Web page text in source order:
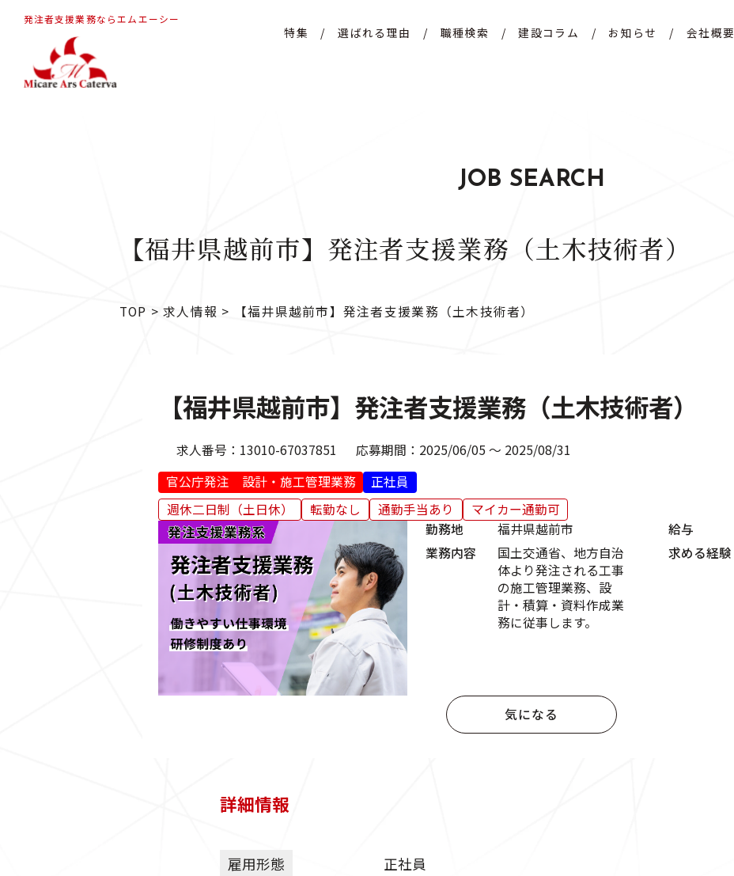
発注者支援業務ならエムエーシー
特集 /選ばれる理由 / 職種検索 /建設コラム / お知らせ / 会社概要
JOB SEARCH
【福井県越前市】発注者支援業務（土木技術者）
TOP >求人情報 > 【福井県越前市】発注者支援業務（土木技術者）
【福井県越前市】発注者支援業務（土木技術者）
求人番号： 13010-67037851 応募期間： 2025/06/05 ～ 2025/08/31
官公庁発注 設計・施工管理業務
正社員
週休二日制（土日休）
転勤なし 通勤手当あり
マイカー通勤可
勤務地
福井県越前市 給与
業務内容
国土交通省、地方自治
体より発注される工事
の施工管理業務、設
計・積算・資料作成業
務に従事します。
求める経験
気になる
詳細情報
雇用形態 正社員